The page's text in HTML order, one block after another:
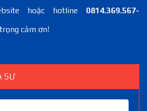
hoặc hotline 0814.369.567-
cảm ơn!
SƯ